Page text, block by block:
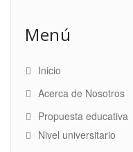
Menú
Inicio
Acerca de Nosotros
Propuesta educativa
Nivel universitario